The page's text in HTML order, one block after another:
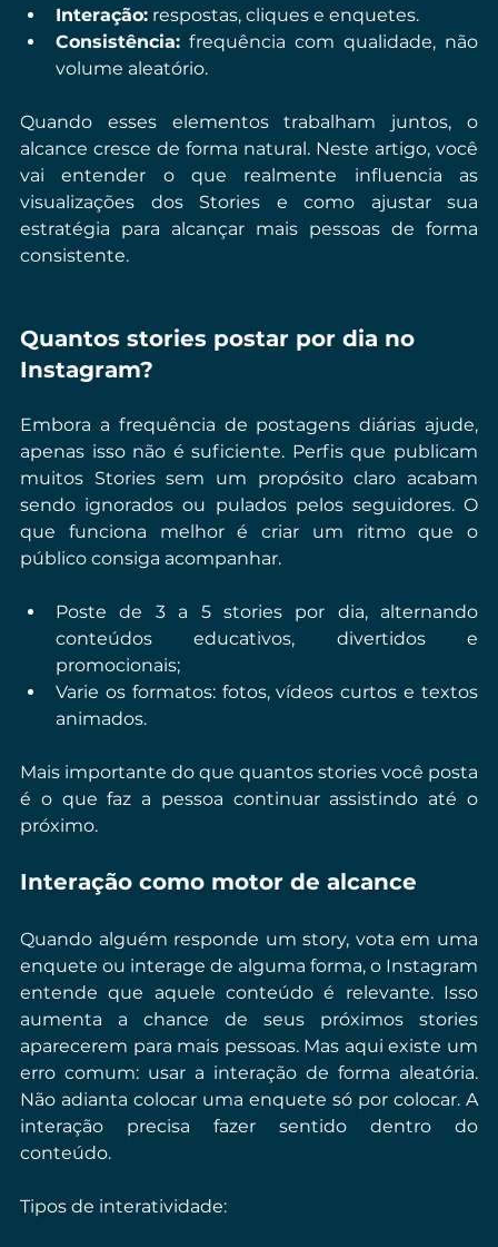
Interação: respostas, cliques e enquetes.
Consistência: frequência com qualidade, não
volume aleatório.
Quando esses elementos trabalham juntos, o
alcance cresce de forma natural. Neste artigo, você
vai entender o que realmente influencia as
visualizações dos Stories e como ajustar sua
estratégia para alcançar mais pessoas de forma
consistente.
Quantos stories postar por dia no
Instagram?
Embora a frequência de postagens diárias ajude,
apenas isso não é suficiente. Perfis que publicam
muitos Stories sem um propósito claro acabam
sendo ignorados ou pulados pelos seguidores. O
que funciona melhor é criar um ritmo que o
público consiga acompanhar.
Poste de 3 a 5 stories por dia, alternando
conteúdos educativos, divertidos e
promocionais;
Varie os formatos: fotos, vídeos curtos e textos
animados.
Mais importante do que quantos stories você posta
é o que faz a pessoa continuar assistindo até o
próximo.
Interação como motor de alcance
Quando alguém responde um story, vota em uma
enquete ou interage de alguma forma, o Instagram
entende que aquele conteúdo é relevante. Isso
aumenta a chance de seus próximos stories
aparecerem para mais pessoas. Mas aqui existe um
erro comum: usar a interação de forma aleatória.
Não adianta colocar uma enquete só por colocar. A
interação precisa fazer sentido dentro do
conteúdo.
Tipos de interatividade: